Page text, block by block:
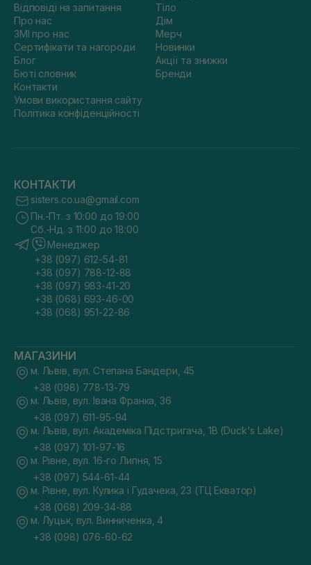
Відповіді на запитання
Про нас
ЗМІ про нас
Сертифікати та нагороди
Блог
Бюті словник
Контакти
Умови використання сайту
Політика конфіденційності
Тіло
Дім
Мерч
Новинки
Акції та знижки
Бренди
КОНТАКТИ
sisters.co.ua@gmail.com
Пн.-Пт. з 10:00 до 19:00
Сб.-Нд. з 11:00 до 18:00
Менеджер
+38 (097) 612-54-81
+38 (097) 788-12-88
+38 (097) 983-41-20
+38 (068) 693-46-00
+38 (068) 951-22-86
МАГАЗИНИ
м. Львів, вул. Степана Бандери, 45
+38 (098) 778-13-79
м. Львів, вул. Івана Франка, 36
+38 (097) 611-95-94
м. Львів, вул. Академіка Підстригача, 1В (Duck's Lake)
+38 (097) 101-97-16
м. Рівне, вул. 16-го Липня, 15
+38 (097) 544-61-44
м. Рівне, вул. Кулика і Гудачека, 23 (ТЦ Екватор)
+38 (068) 209-34-88
м. Луцьк, вул. Винниченка, 4
+38 (098) 076-60-62